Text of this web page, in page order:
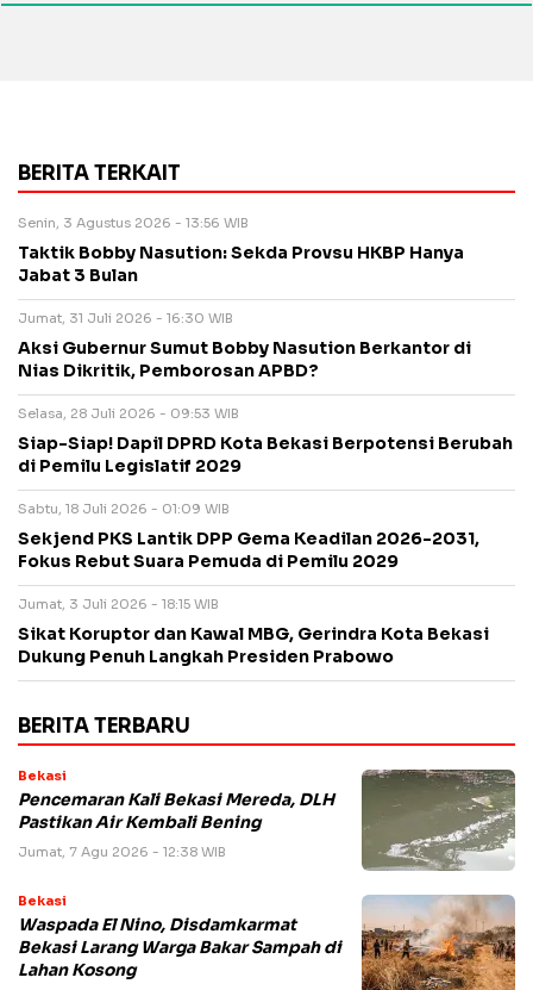
BERITA TERKAIT
Senin, 3 Agustus 2026 - 13:56 WIB
Taktik Bobby Nasution: Sekda Provsu HKBP Hanya
Jabat 3 Bulan
Jumat, 31 Juli 2026 - 16:30 WIB
Aksi Gubernur Sumut Bobby Nasution Berkantor di
Nias Dikritik, Pemborosan APBD?
Selasa, 28 Juli 2026 - 09:53 WIB
Siap-Siap! Dapil DPRD Kota Bekasi Berpotensi Berubah
di Pemilu Legislatif 2029
Sabtu, 18 Juli 2026 - 01:09 WIB
Sekjend PKS Lantik DPP Gema Keadilan 2026-2031,
Fokus Rebut Suara Pemuda di Pemilu 2029
Jumat, 3 Juli 2026 - 18:15 WIB
Sikat Koruptor dan Kawal MBG, Gerindra Kota Bekasi
Dukung Penuh Langkah Presiden Prabowo
BERITA TERBARU
Bekasi
Pencemaran Kali Bekasi Mereda, DLH
Pastikan Air Kembali Bening
Jumat, 7 Agu 2026 - 12:38 WIB
Bekasi
Waspada El Nino, Disdamkarmat
Bekasi Larang Warga Bakar Sampah di
Lahan Kosong